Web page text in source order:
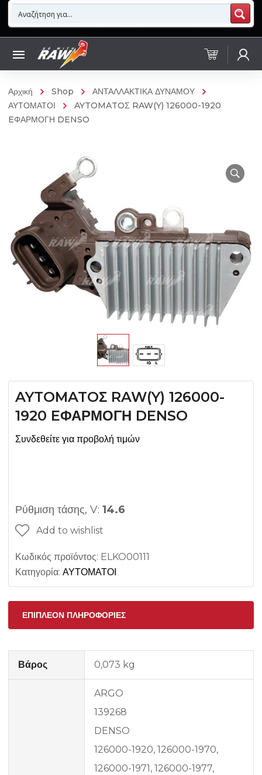
Αρχική Shop
ΑΝΤΑΛΛΑΚΤΙΚΑ ΔΥΝΑΜΟΥ
ΑΥΤΟΜΑΤΟΙ
AYTOMATOΣ RAW(Y) 126000-1920
EΦΑΡΜΟΓΗ DENSO
AYTOMATOΣ RAW(Y) 126000-
1920 EΦΑΡΜΟΓΗ DENSO
Συνδεθείτε για προβολή τιμών
Ρύθμιση τάσης, V: 14.6
Add to wishlist
Κωδικός προϊόντος: ELKO00111
Κατηγορία: ΑΥΤΟΜΑΤΟΙ
ΕΠΙΠΛΈΟΝ ΠΛΗΡΟΦΟΡΊΕΣ
Βάρος 0,073 kg
ARGO
139268
DENSO
126000-1920, 126000-1970,
126000-1971, 126000-1977,